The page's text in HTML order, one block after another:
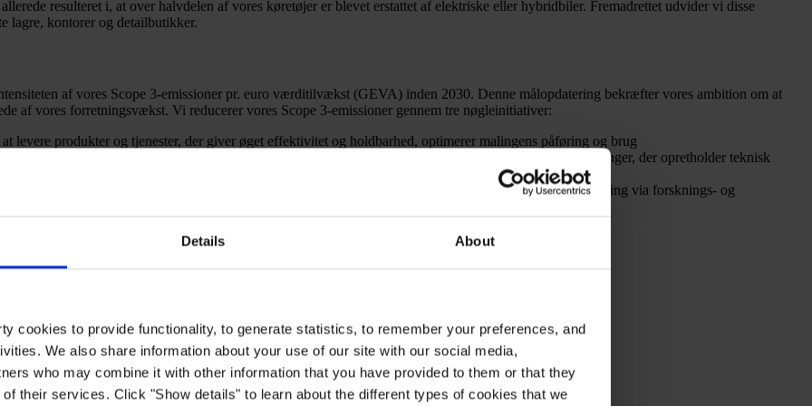
Details About
cookies to provide functionality, to generate statistics, to remember your preferences, and
We also share information about your use of our site with our social media,
who may combine it with other information that you have provided to them or that they
their services. Click "Show details" to learn about the different types of cookies that we
resulteret i, at over halvdelen af vores køretøjer er blevet erstattet af elektriske eller hybridbiler. Fremadrettet udvider vi disse
lagre, kontorer og detailbutikker.
af vores Scope 3-emissioner pr. euro værditilvækst (GEVA) inden 2030. Denne målopdatering bekræfter vores ambition om at
af vores forretningsvækst. Vi reducerer vores Scope 3-emissioner gennem tre nøgleinitiativer:
at levere produkter og tjenester, der giver øget effektivitet og holdbarhed, optimerer malingens påføring og brug
ved at tilbyde mere bæredygtige produkter gennem optimering af vores produktsortiment, og levere malinger, der opretholder teknisk
beslutninger
innovative teknologier og produktformuleringsudvikling, udfase materialer med den højeste klimaindvirkning via forsknings- og
sociale og ledelsesmæssige emner.